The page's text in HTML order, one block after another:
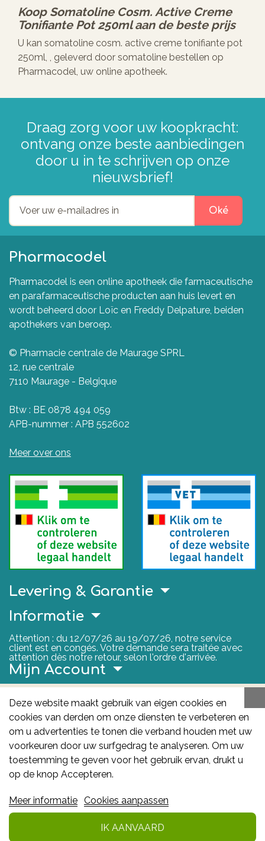
Koop Somatoline Cosm. Active Creme
Tonifiante Pot 250mlaan de beste prijs
U kan somatoline cosm. active creme tonifiante pot
250ml, , geleverd door somatoline bestellen op
Pharmacodel, uw online apotheek.
Draag zorg voor uw koopkracht:
ontvang onze beste aanbiedingen
door u in te schrijven op onze
nieuwsbrief!
Oké
Pharmacodel
Pharmacodel is een online apotheek die farmaceutische
en parafarmaceutische producten aan huis levert en
wordt beheerd door Loïc en Freddy Delpature, beiden
apothekers van beroep.
© Pharmacie centrale de Maurage SPRL
12, rue centrale
7110 Maurage - Belgique
Btw : BE 0878 494 059
APB-nummer : APB 552602
Meer over ons
Levering & Garantie
Deze website maakt gebruik van eigen cookies en
cookies van derden om onze diensten te verbeteren en
om u advertenties te tonen die verband houden met uw
voorkeuren door uw surfgedrag te analyseren. Om uw
toestemming te geven voor het gebruik ervan, drukt u
op de knop Accepteren.
Meer informatie Cookies aanpassen
IK AANVAARD
Informatie
Attention : du 12/07/26 au 19/07/26, notre service
client est en congés. Votre demande sera traitée avec
attention dès notre retour, selon l'ordre d'arrivée.
Mijn Account
Nuttige Links
FAGG
Het FAGG is de bevoegde autoriteit voor
geneesmiddelen en gezondheidsproducten in België.
Deze site valt onder haar controle.
Gezondheidsproducten - FAGG: Galileelaan 5/03
1210 Brussel